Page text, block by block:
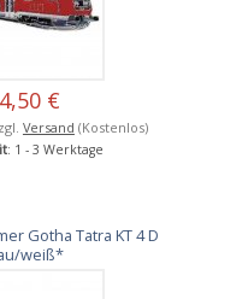
€
Versand (Kostenlos)
: 1 - 3 Werktage
Gotha Tatra KT 4 D
weiß*